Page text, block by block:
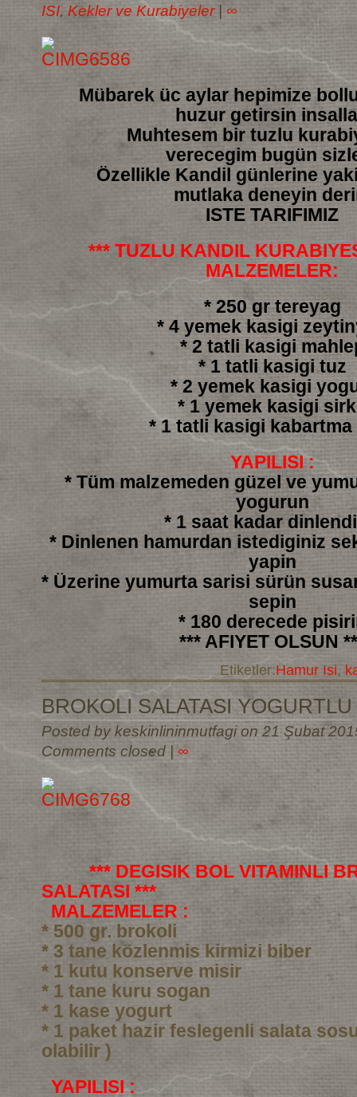
ISI, Kekler ve Kurabiyeler ∞
Mübarek üc aylar hepimize
huzur getirsin
Muhtesem bir tuzlu
verecegim bugün
Özellikle Kandil günlerine
mutlaka deneyin
ISTE TARIFIMIZ
*** TUZLU KANDIL
MALZEMELER:
* 250 gr tereyag
* 4 yemek kasigi
* 2 tatli kasigi
* 1 tatli kasigi tuz
* 2 yemek kasigi
* 1 yemek kasigi
* 1 tatli kasigi kabartma
YAPILISI :
* Tüm malzemeden güzel ve
yogurun
* 1 saat kadar
* Dinlenen hamurdan istediginiz
yapin
* Üzerine yumurta sarisi sürün
sepin
* 180 derecede
*** AFIYET OLSUN
Etiketler:Hamur Isi,
BROKOLI SALATASI YOGURTLU
Posted by keskinlininmutfagi on 21 Şubat
Comments closed| ∞
*** DEGISIK BOL VITAMINLI
SALATASI ***
MALZEMELER :
* 500 gr. brokoli
* 3 tane közlenmis kirmizi biber
* 1 kutu konserve misir
* 1 tane kuru sogan
* 1 kase yogurt
* 1 paket hazir feslegenli salata
olabilir )
YAPILISI :